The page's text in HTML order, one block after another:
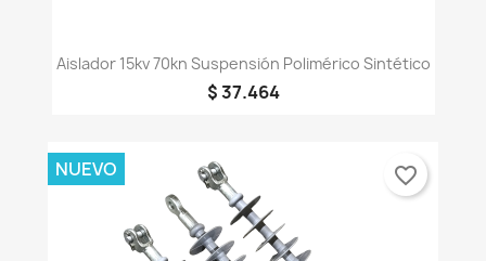
Aislador 15kv 70kn Suspensión Polimérico Sintético
$ 37.464
NUEVO favorite_border